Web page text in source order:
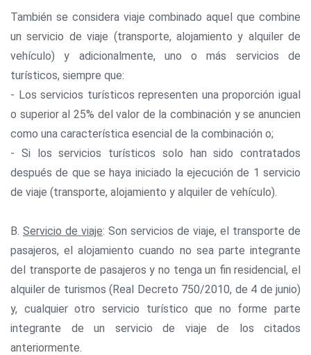
También se considera viaje combinado aquel que combine
un servicio de viaje (transporte, alojamiento y alquiler de
vehículo) y adicionalmente, uno o más servicios de
turísticos, siempre que:
- Los servicios turísticos representen una proporción igual
o superior al 25% del valor de la combinación y se anuncien
como una característica esencial de la combinación o;
- Si los servicios turísticos solo han sido contratados
después de que se haya iniciado la ejecución de 1 servicio
de viaje (transporte, alojamiento y alquiler de vehículo).
B. Servicio de viaje: Son servicios de viaje, el transporte de
pasajeros, el alojamiento cuando no sea parte integrante
del transporte de pasajeros y no tenga un fin residencial, el
alquiler de turismos (Real Decreto 750/2010, de 4 de junio)
y, cualquier otro servicio turístico que no forme parte
integrante de un servicio de viaje de los citados
anteriormente.